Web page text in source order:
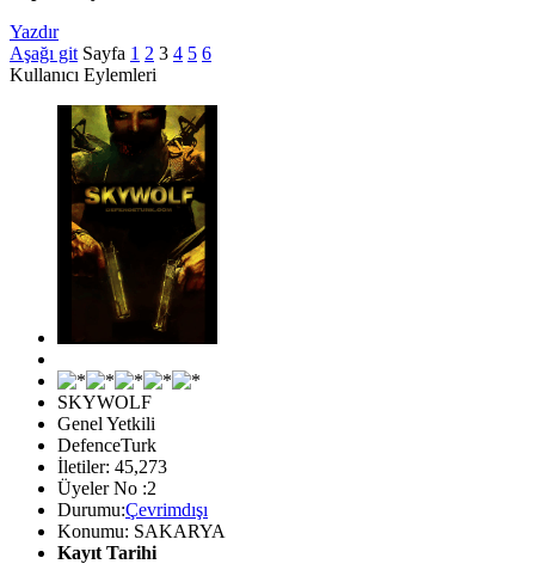
Yazdır
Aşağı git Sayfa 1 2 3 4 5 6
Kullanıcı Eylemleri
SKYWOLF
Genel Yetkili
DefenceTurk
İletiler: 45,273
Üyeler No :2
Durumu:Çevrimdışı
Konumu: SAKARYA
Kayıt Tarihi